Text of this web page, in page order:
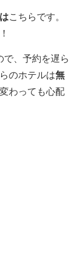
こちらです。
で、予約を遅ら
のホテルは無
わっても心配